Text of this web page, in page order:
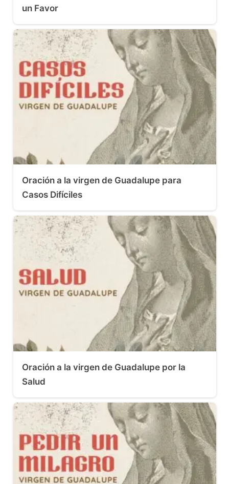
un Favor
Oración a la virgen de Guadalupe para
Casos Difíciles
Oración a la virgen de Guadalupe por la
Salud